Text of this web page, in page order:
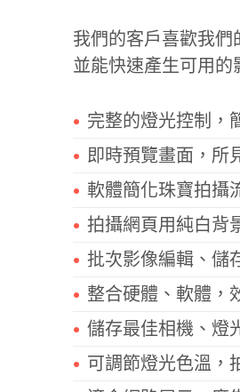
我們的客戶喜歡我們
並能快速產生可用的
完整的燈光控制，
即時預覽畫面，所
軟體簡化珠寶拍攝
拍攝網頁用純白背
批次影像編輯、儲
整合硬體、軟體，
儲存最佳相機、燈
可調節燈光色溫，